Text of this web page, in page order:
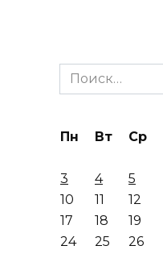
Search
for:
Пн Вт Ср
3
4 5
10
11 12
17
18 19
24
25 26